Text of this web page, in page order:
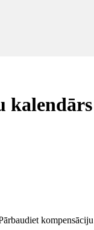
kalendārs
kompensāciju